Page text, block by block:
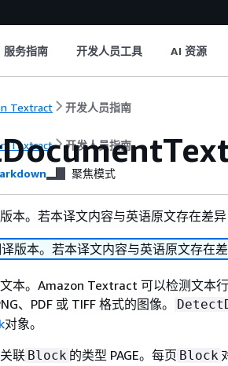
服务指南 开发人员工具 AI 资源
Textract 开发人员指南
Textract 开发人员指南
聚焦模式
本。若本译文内容与英语原文存在差异
版本。若本译文内容与英语原文存在
本。Amazon Textract 可以检测文本
、PDF 或 TIFF 格式的图像。
对象。
联 Block 的类型 PAGE。每页 Block